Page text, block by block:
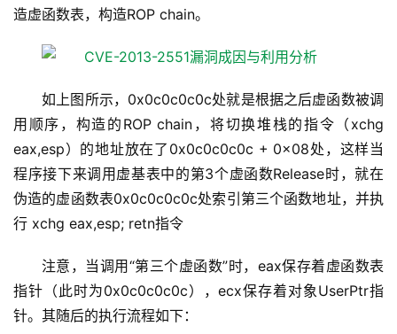
造虚函数表，构造ROP chain。
如上图所示，0x0c0c0c0c处就是根据之后虚函数被调
用顺序，构造的ROP chain，将切换堆栈的指令（xchg
eax,esp）的地址放在了0x0c0c0c0c + 0x08处，这样当
程序接下来调用虚基表中的第3个虚函数Release时，就在
伪造的虚函数表0x0c0c0c0c处索引第三个函数地址，并执
行 xchg eax,esp; retn指令
注意，当调用“第三个虚函数”时，eax保存着虚函数表
指针（此时为0x0c0c0c0c），ecx保存着对象UserPtr指
针。其随后的执行流程如下：